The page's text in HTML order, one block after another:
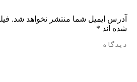
آدرس ایمیل شما منتشر نخواهد شد.
شده اند *
دیدگاه